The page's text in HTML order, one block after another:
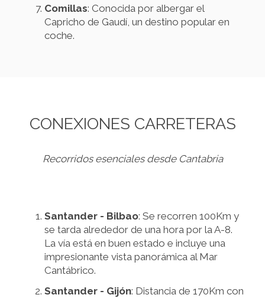
Comillas: Conocida por albergar el
Capricho de Gaudí, un destino popular en
coche.
CONEXIONES CARRETERAS
Recorridos esenciales desde Cantabria
Santander - Bilbao: Se recorren 100Km y
se tarda alrededor de una hora por la A-8.
La vía está en buen estado e incluye una
impresionante vista panorámica al Mar
Cantábrico.
Santander - Gijón: Distancia de 170Km con